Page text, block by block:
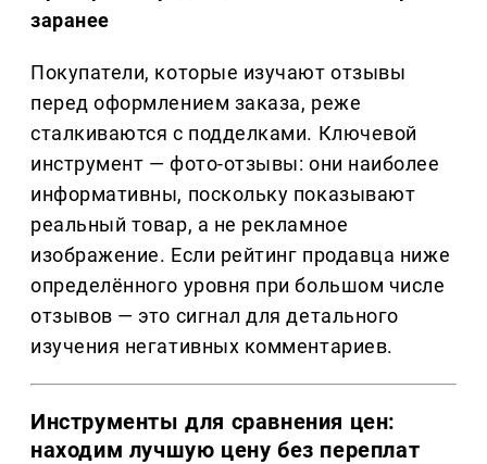
заранее
Покупатели, которые изучают отзывы
перед оформлением заказа, реже
сталкиваются с подделками. Ключевой
инструмент — фото-отзывы: они наиболее
информативны, поскольку показывают
реальный товар, а не рекламное
изображение. Если рейтинг продавца ниже
определённого уровня при большом числе
отзывов — это сигнал для детального
изучения негативных комментариев.
Инструменты для сравнения цен:
находим лучшую цену без переплат